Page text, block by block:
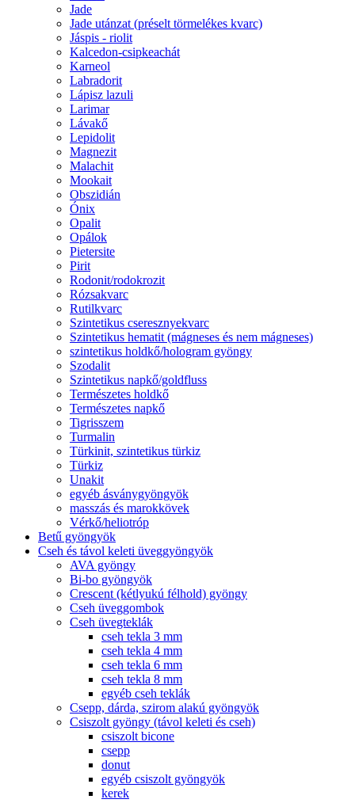
Jade
Jade utánzat (préselt törmelékes kvarc)
Jáspis - riolit
Kalcedon-csipkeachát
Karneol
Labradorit
Lápisz lazuli
Larimar
Lávakő
Lepidolit
Magnezit
Malachit
Mookait
Obszidián
Ónix
Opalit
Opálok
Pietersite
Pirit
Rodonit/rodokrozit
Rózsakvarc
Rutilkvarc
Szintetikus cseresznyekvarc
Szintetikus hematit (mágneses és nem mágneses)
szintetikus holdkő/hologram gyöngy
Szodalit
Szintetikus napkő/goldfluss
Természetes holdkő
Természetes napkő
Tigrisszem
Turmalin
Türkinit, szintetikus türkiz
Türkiz
Unakit
egyéb ásványgyöngyök
masszás és marokkövek
Vérkő/heliotróp
Betű gyöngyök
Cseh és távol keleti üveggyöngyök
AVA gyöngy
Bi-bo gyöngyök
Crescent (kétlyukú félhold) gyöngy
Cseh üveggombok
Cseh üvegteklák
cseh tekla 3 mm
cseh tekla 4 mm
cseh tekla 6 mm
cseh tekla 8 mm
egyéb cseh teklák
Csepp, dárda, szirom alakú gyöngyök
Csiszolt gyöngy (távol keleti és cseh)
csiszolt bicone
csepp
donut
egyéb csiszolt gyöngyök
kerek